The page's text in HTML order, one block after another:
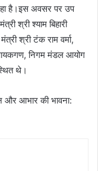
है।इस अवसर पर उप
श्री श्याम बिहारी
श्री टंक राम वर्मा,
निगम मंडल आयोग
थे।